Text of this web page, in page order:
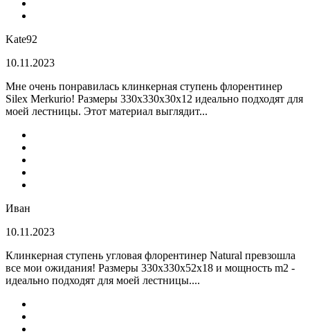
Kate92
10.11.2023
Мне очень понравилась клинкерная ступень флорентинер
Silex Merkurio! Размеры 330х330х30х12 идеально подходят для
моей лестницы. Этот материал выглядит...
Иван
10.11.2023
Клинкерная ступень угловая флорентинер Natural превзошла
все мои ожидания! Размеры 330х330х52х18 и мощность m2 -
идеально подходят для моей лестницы....